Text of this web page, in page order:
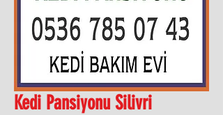
Kedi Pansiyonu Silivri